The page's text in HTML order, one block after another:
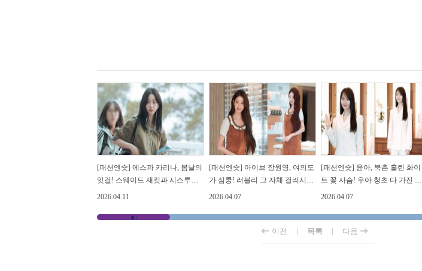
[패션엔숏] 에스파 카리나, 봄날의
잇걸! 스웨이드 재킷과 시스루가
만난 섹시한 아웃핏
2026.04.11
[패션엔숏] 아이브 장원영, 여의도
가 심쿵! 러블리 그 자체 걸리시
프릴 러플 원피스룩
2026.04.07
[패션엔숏] 윤아, 북촌 홀린 화이
트 꽃 사슴! 우아 청초 다 가진 단
아한 화이트 슈트룩
2026.04.07
이전 | 목록 | 다음